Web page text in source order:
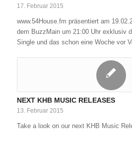
17. Februar 2015
www.54House.fm präsentiert am
dem BuzzMain um 21:00 Uhr exklusiv
Single und das schon eine Woche vor
NEXT KHB MUSIC RELEASES
13. Februar 2015
Take a look on our next KHB Music